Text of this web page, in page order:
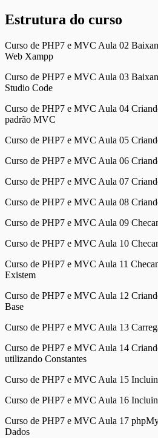
Estrutura do curso
Curso de PHP7 e MVC Aula 02
Web Xampp
Curso de PHP7 e MVC Aula 03
Studio Code
Curso de PHP7 e MVC Aula 04
padrão MVC
Curso de PHP7 e MVC Aula 05
Curso de PHP7 e MVC Aula 06
Curso de PHP7 e MVC Aula 07
Curso de PHP7 e MVC Aula 08
Curso de PHP7 e MVC Aula 09
Curso de PHP7 e MVC Aula 10
Curso de PHP7 e MVC Aula 11
Existem
Curso de PHP7 e MVC Aula 12
Base
Curso de PHP7 e MVC Aula 13
Curso de PHP7 e MVC Aula 14
utilizando Constantes
Curso de PHP7 e MVC Aula 15
Curso de PHP7 e MVC Aula 16
Curso de PHP7 e MVC Aula 17
Dados